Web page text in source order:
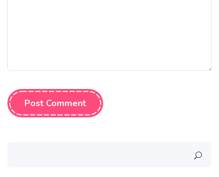
Post Comment